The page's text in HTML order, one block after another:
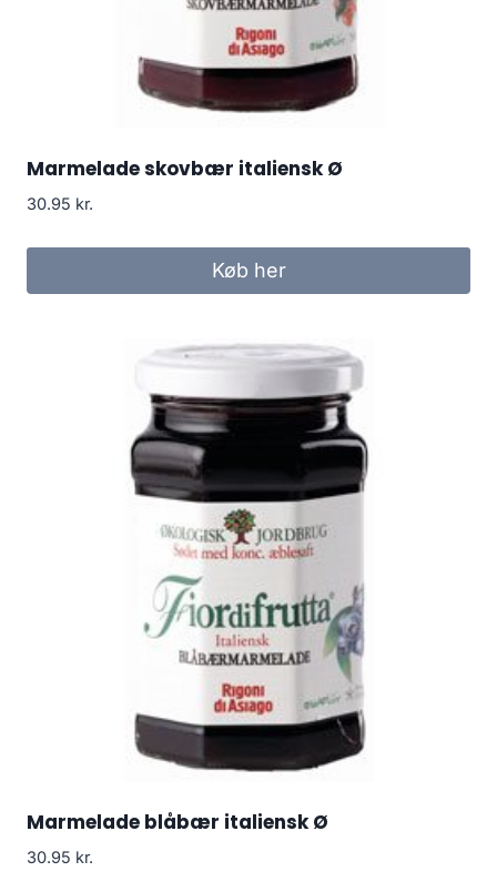
Marmelade skovbær italiensk Ø
30.95 kr.
Køb her
Marmelade blåbær italiensk Ø
30.95 kr.